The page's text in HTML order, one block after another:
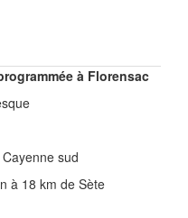
à Florensac
sud
à 18 km de Sète